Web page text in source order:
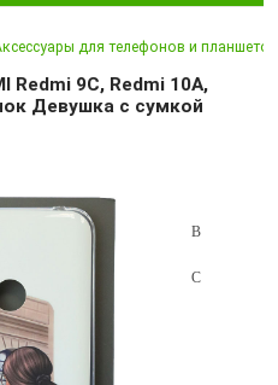
для телефонов и планшетов
Redmi 9C, Redmi 10A,
Девушка с сумкой